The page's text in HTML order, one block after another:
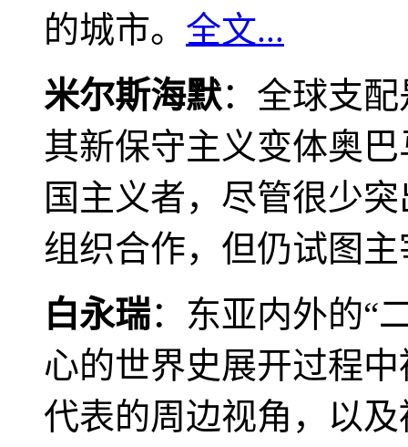
的城市。 全文...
米尔斯海默：全球支
其新保守主义变体奥
国主义者，尽管很少
组织合作，但仍试图
白永瑞：东亚内外的“
心的世界史展开过程
代表的周边视角，以